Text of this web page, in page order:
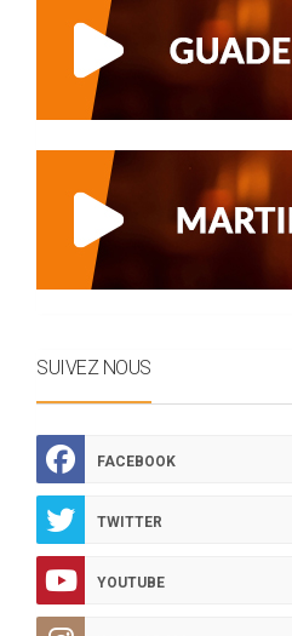
SUIVEZ NOUS
FACEBOOK
TWITTER
YOUTUBE